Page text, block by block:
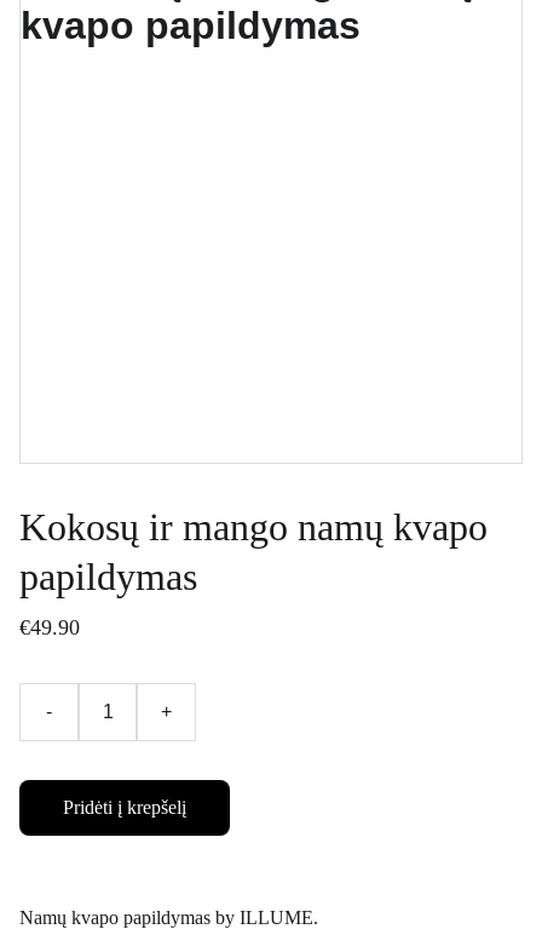
Kokosų ir mango namų kvapo
papildymas
€49.90
- +
Pridėti į krepšelį
Namų kvapo papildymas by ILLUME.